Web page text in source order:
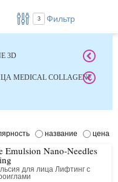
3 Фильтр
3D
MEDICAL COLLAGENE
название цена
Emulsion Nano-Needles
для лица Лифтинг с